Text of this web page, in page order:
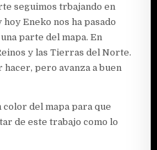
seguimos trbajando en
Eneko nos ha pasado
parte del mapa. En
y las Tierras del Norte.
pero avanza a buen
color del mapa para que
de este trabajo como lo